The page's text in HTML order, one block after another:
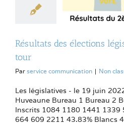
Résultats des élections
tour
Par service communication | Non
Les législatives - le 19 juin
Huveaune Bureau 1 Bureau 2
Inscrits 1084 1180 1441 1339
664 609 2211 43.83% Blancs